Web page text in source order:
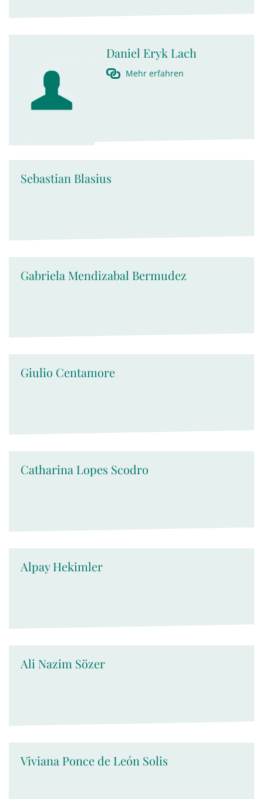
Daniel Eryk Lach
Mehr erfahren
Sebastian Blasius
Gabriela Mendizabal Bermudez
Giulio Centamore
Catharina Lopes Scodro
Alpay Hekimler
Ali Nazim Sözer
Viviana Ponce de León Solis